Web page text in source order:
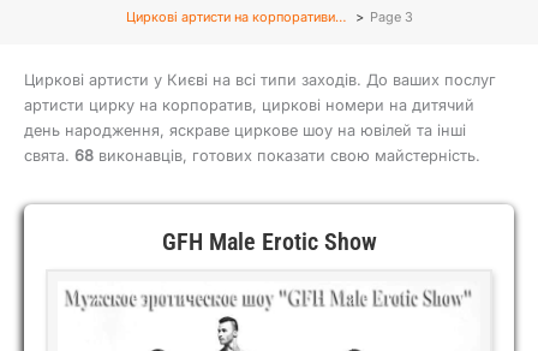
Циркові артисти на корпоративи…
Page 3
Циркові артисти у Києві на всі типи заходів. До ваших послуг
артисти цирку на корпоратив, циркові номери на дитячий
день народження, яскраве циркове шоу на ювілей та інші
свята. 68 виконавців, готових показати свою майстерність.
GFH Male Erotic Show